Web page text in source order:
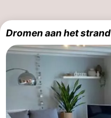
Radfahren
-
Wandern
Golfplatze
Dromen aan het strand